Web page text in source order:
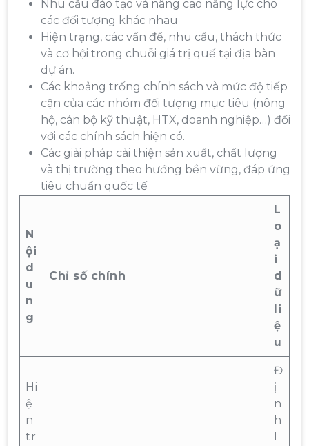
Nhu cầu đào tạo và nâng cao năng lực cho
các đối tượng khác nhau
Hiện trạng, các vấn đề, nhu cầu, thách thức
và cơ hội trong chuỗi giá trị quế tại địa bàn
dự án.
Các khoảng trống chính sách và mức độ tiếp
cận của các nhóm đối tượng mục tiêu (nông
hộ, cán bộ kỹ thuật, HTX, doanh nghiệp…) đối
với các chính sách hiện có.
Các giải pháp cải thiện sản xuất, chất lượng
và thị trường theo hướng bền vững, đáp ứng
tiêu chuẩn quốc tế
N
ội
d
u
n
g
Chỉ số chính
L
o
ạ
i
d
ữ
li
ệ
u
Hi
ệ
n
tr
Đ
ị
n
h